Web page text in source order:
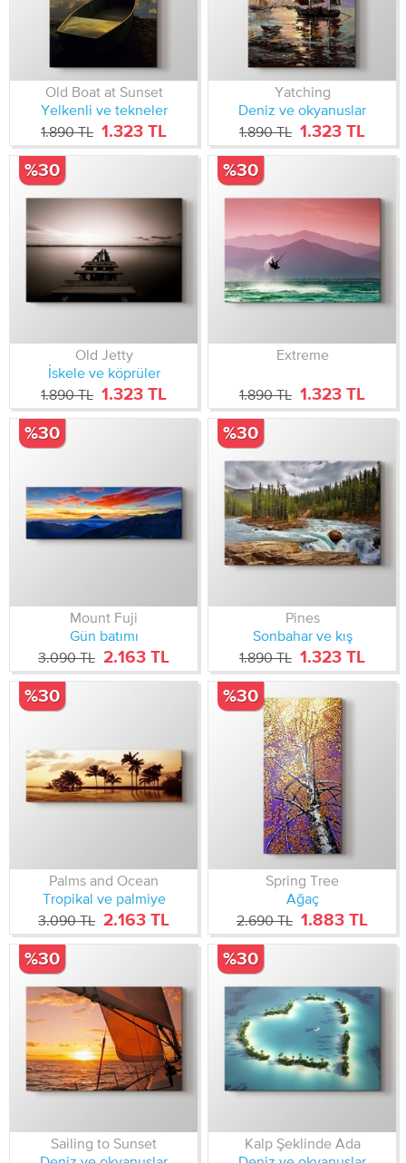
Old Boat at Sunset
Yelkenli ve tekneler
1.890 TL 1.323 TL
Yatching
Deniz ve okyanuslar
1.890 TL 1.323 TL
Old Jetty
İskele ve köprüler
1.890 TL 1.323 TL
%30
Extreme
1.890 TL 1.323 TL
%30
Mount Fuji
Gün batımı
3.090 TL 2.163 TL
%30
Pines
Sonbahar ve kış
1.890 TL 1.323 TL
%30
Palms and Ocean
Tropikal ve palmiye
3.090 TL 2.163 TL
%30
Spring Tree
Ağaç
2.690 TL 1.883 TL
%30
Sailing to Sunset
%30
Kalp Şeklinde Ada
%30